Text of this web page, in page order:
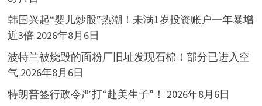
韩国兴起“婴儿炒股”热潮！未满1岁投资账户一年暴增
近3倍 2026年8月6日
波特兰被烧毁的面粉厂旧址发现石棉！部分已进入空
气 2026年8月6日
特朗普签行政令严打“赴美生子”！ 2026年8月6日